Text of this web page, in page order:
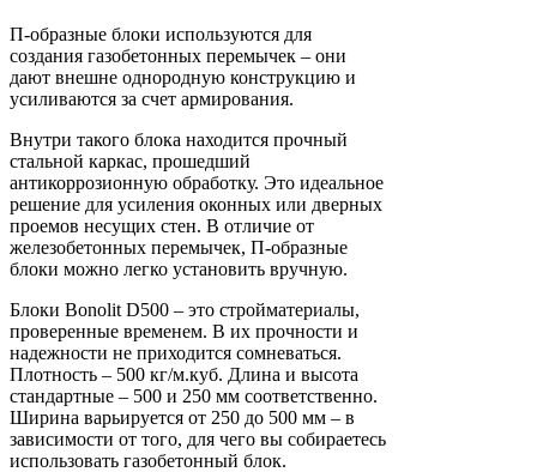
П-образные блоки используются для
создания газобетонных перемычек – они
дают внешне однородную конструкцию и
усиливаются за счет армирования.
Внутри такого блока находится прочный
стальной каркас, прошедший
антикоррозионную обработку. Это идеальное
решение для усиления оконных или дверных
проемов несущих стен. В отличие от
железобетонных перемычек, П-образные
блоки можно легко установить вручную.
Блоки Bonolit D500 – это стройматериалы,
проверенные временем. В их прочности и
надежности не приходится сомневаться.
Плотность – 500 кг/м.куб. Длина и высота
стандартные – 500 и 250 мм соответственно.
Ширина варьируется от 250 до 500 мм – в
зависимости от того, для чего вы собираетесь
использовать газобетонный блок.